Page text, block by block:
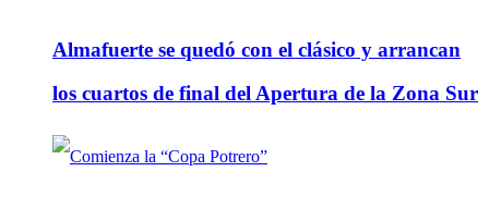
Almafuerte se quedó con el clásico y arrancan
los cuartos de final del Apertura de la Zona Sur